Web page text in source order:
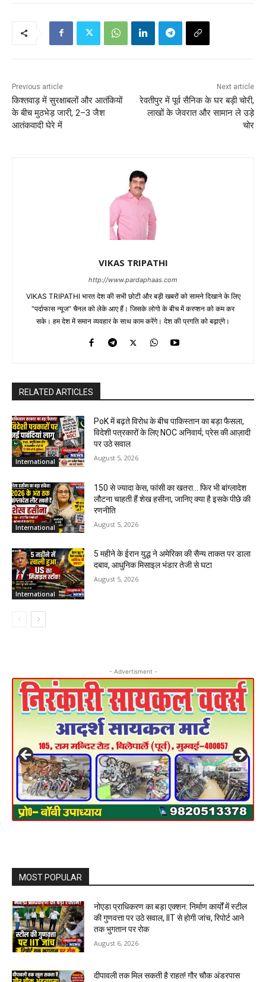
Previous article
किश्तवाड़ में सुरक्षाबलों और आतंकियों
के बीच मुठभेड़ जारी, 2–3 जैश
आतंकवादी घेरे में
Next article
रेवतीपुर में पूर्व सैनिक के घर बड़ी चोरी,
लाखों के जेवरात और सामान ले उड़े
चोर
VIKAS TRIPATHI
http://www.pardaphaas.com
VIKAS TRIPATHI भारत देश की सभी छोटी और बड़ी खबरों को सामने दिखाने के लिए
"पर्दाफास न्यूज" चैनल को लेके आए हैं। जिसके लोगो के बीच में करप्शन को कम कर
सके। हम देश में समान व्यवहार के साथ काम करेंगे। देश की प्रगति को बढ़ाएंगे।
RELATED ARTICLES
International
PoK में बढ़ते विरोध के बीच पाकिस्तान का बड़ा फैसला,
विदेशी पत्रकारों के लिए NOC अनिवार्य; प्रेस की आज़ादी
पर उठे सवाल
August 5, 2026
International
150 से ज्यादा केस, फांसी का खतरा… फिर भी बांग्लादेश
लौटना चाहती हैं शेख हसीना, जानिए क्या है इसके पीछे की
रणनीति
August 5, 2026
International
5 महीने के ईरान युद्ध ने अमेरिका की सैन्य ताकत पर डाला
दबाव, आधुनिक मिसाइल भंडार तेजी से घटा
August 5, 2026
- Advertisment -
MOST POPULAR
नोएडा प्राधिकरण का बड़ा एक्शन: निर्माण कार्यों में स्टील
की गुणवत्ता पर उठे सवाल, IIT से होगी जांच, रिपोर्ट आने
तक भुगतान पर रोक
August 6, 2026
दीपावली तक मिल सकती है राहत! गौर चौक अंडरपास